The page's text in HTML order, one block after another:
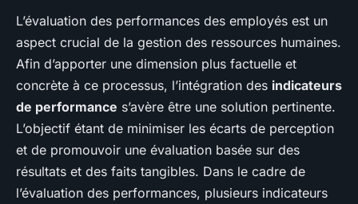
L’évaluation des performances des employés est un
aspect crucial de la gestion des ressources humaines.
Afin d’apporter une dimension plus factuelle et
concrète à ce processus, l’intégration des indicateurs
de performance s’avère être une solution pertinente.
L’objectif étant de minimiser les écarts de perception
et de promouvoir une évaluation basée sur des
résultats et des faits tangibles. Dans le cadre de
l’évaluation des performances, plusieurs indicateurs